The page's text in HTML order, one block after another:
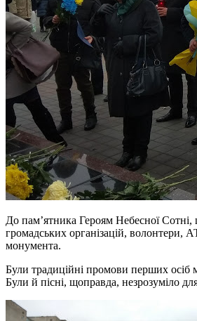
До пам’ятника Героям Небесної
громадських організацій, волонтери,
монумента.
Були традиційні промови перших осіб
Були й пісні, щоправда, незрозуміло